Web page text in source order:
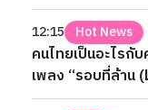
12:15 Hot News
คนไทยเป็นอะไรกั
เพลง “รอบที่ล้าน